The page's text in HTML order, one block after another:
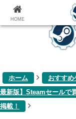
ホーム おすすめ
最新版】Steamセールで
掲載！
HOME